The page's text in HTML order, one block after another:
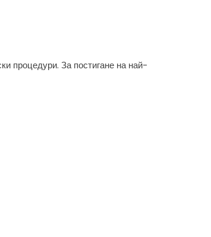
процедури. За постигане на най-